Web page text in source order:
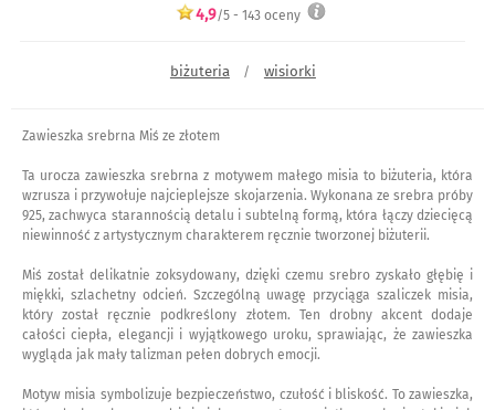
4,9/5 - 143 oceny
biżuteria / wisiorki
Zawieszka srebrna Miś ze złotem
Ta urocza zawieszka srebrna z motywem małego misia to biżuteria, która
wzrusza i przywołuje najcieplejsze skojarzenia. Wykonana ze srebra próby
925, zachwyca starannością detalu i subtelną formą, która łączy dziecięcą
niewinność z artystycznym charakterem ręcznie tworzonej biżuterii.
Miś został delikatnie zoksydowany, dzięki czemu srebro zyskało głębię i
miękki, szlachetny odcień. Szczególną uwagę przyciąga szaliczek misia,
który został ręcznie podkreślony złotem. Ten drobny akcent dodaje
całości ciepła, elegancji i wyjątkowego uroku, sprawiając, że zawieszka
wygląda jak mały talizman pełen dobrych emocji.
Motyw misia symbolizuje bezpieczeństwo, czułość i bliskość. To zawieszka,